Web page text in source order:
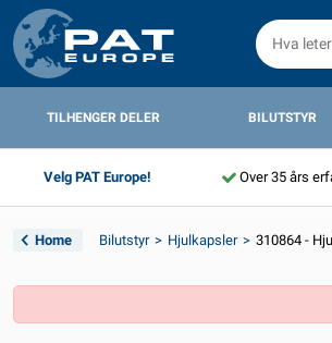
TILHENGER DELER BILUTSTYR
Velg PAT Europe! Over 35 års
Home Bilutstyr Hjulkapsler 310864 -